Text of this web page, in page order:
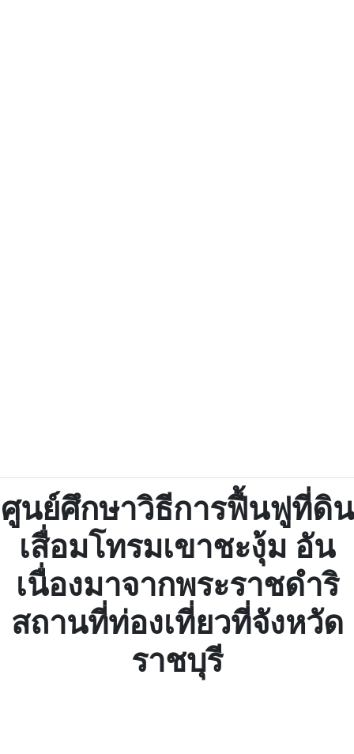
ศูนย์ศึกษาวิธีการฟื้นฟูที่ดิน
เสื่อมโทรมเขาชะงุ้ม อัน
เนื่องมาจากพระราชดำริ
สถานที่ท่องเที่ยวที่จังหวัด
ราชบุรี